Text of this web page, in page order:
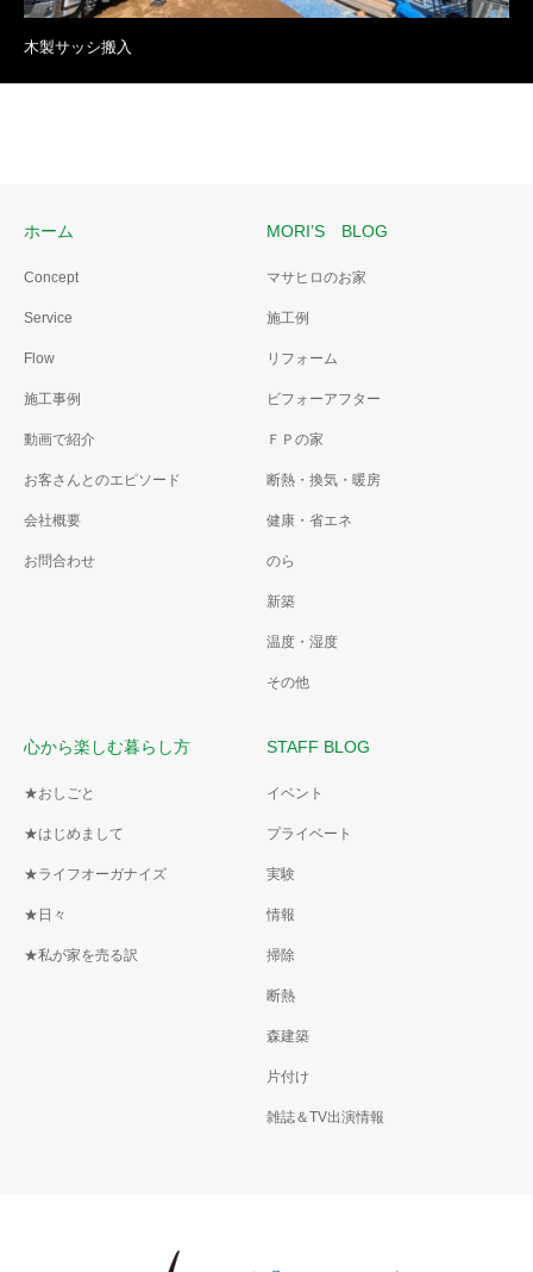
木製サッシ搬入
ホーム
Concept
Service
Flow
施工事例
動画で紹介
お客さんとのエピソード
会社概要
お問合わせ
MORI’S BLOG
マサヒロのお家
施工例
リフォーム
ビフォーアフター
ＦＰの家
断熱・換気・暖房
健康・省エネ
のら
新築
温度・湿度
その他
心から楽しむ暮らし方
★おしごと
★はじめまして
★ライフオーガナイズ
★日々
★私が家を売る訳
STAFF BLOG
イベント
プライベート
実験
情報
掃除
断熱
森建築
片付け
雑誌＆TV出演情報